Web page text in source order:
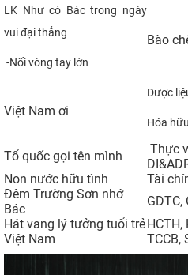
LK Như có Bác trong ngày
vui đại thắng
-Nối vòng tay lớn
​Bào
Việt Nam ơi
Dược
Hóa
Tổ quốc gọi tên mình Thực
Non nước hữu tình
Tài
Đêm Trường Sơn nhớ
Bác
GDTC,
Hát vang lý tưởng tuổi trẻ
Việt Nam
HCTH,
TCCB,